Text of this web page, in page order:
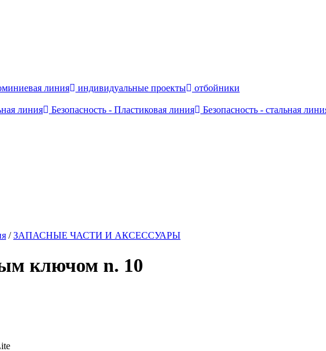
линия индивидуальные проекты
отбойники
линия Безопасность - Пластиковая линия
Безопасность - стальная
/ЗАПАСНЫЕ ЧАСТИ И АКСЕССУАРЫ
ключом n. 10